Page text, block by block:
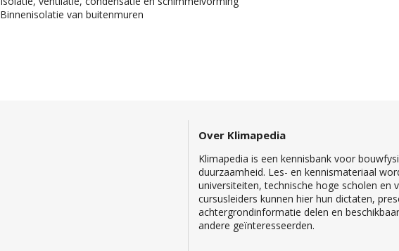
Binnenisolatie van buitenmuren
Over Klimapedia
Klimapedia is een kennisbank voor
duurzaamheid. Les- en kennismateriaal
universiteiten, technische hoge scholen en
cursusleiders kunnen hier hun dictaten,
achtergrondinformatie delen en
andere geïnteresseerden.